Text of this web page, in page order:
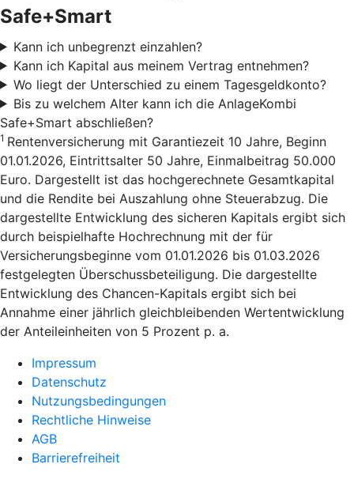
Safe+Smart
Kann ich unbegrenzt einzahlen?
Kann ich Kapital aus meinem Vertrag entnehmen?
Wo liegt der Unterschied zu einem Tagesgeldkonto?
Bis zu welchem Alter kann ich die AnlageKombi
Safe+Smart abschließen?
1 Rentenversicherung mit Garantiezeit 10 Jahre, Beginn
01.01.2026, Eintrittsalter 50 Jahre, Einmalbeitrag 50.000
Euro. Dargestellt ist das hochgerechnete Gesamtkapital
und die Rendite bei Auszahlung ohne Steuerabzug. Die
dargestellte Entwicklung des sicheren Kapitals ergibt sich
durch beispielhafte Hochrechnung mit der für
Versicherungsbeginne vom 01.01.2026 bis 01.03.2026
festgelegten Überschussbeteiligung. Die dargestellte
Entwicklung des Chancen-Kapitals ergibt sich bei
Annahme einer jährlich gleichbleibenden Wertentwicklung
der Anteileinheiten von 5 Prozent p. a.
Impressum
Datenschutz
Nutzungsbedingungen
Rechtliche Hinweise
AGB
Barrierefreiheit